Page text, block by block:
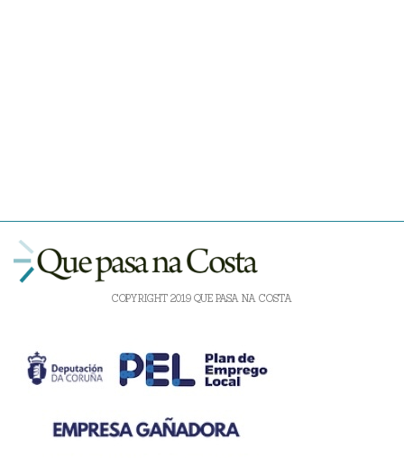
COPYRIGHT 2019 QUE PASA NA COSTA